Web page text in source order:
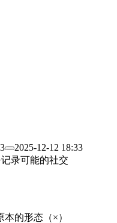
2025-12-12 18:33
录可能的社交
的形态（×）